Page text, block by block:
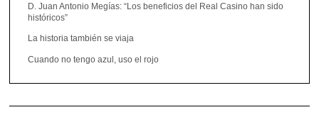
D. Juan Antonio Megías: “Los beneficios del Real Casino han sido
históricos”
La historia también se viaja
Cuando no tengo azul, uso el rojo